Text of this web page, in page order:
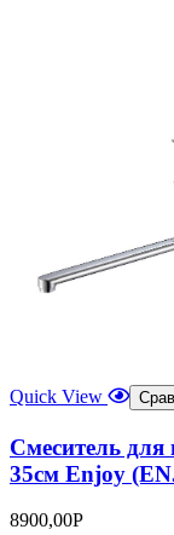
Quick View
Смеситель
35см Enjoy
8900,00Р